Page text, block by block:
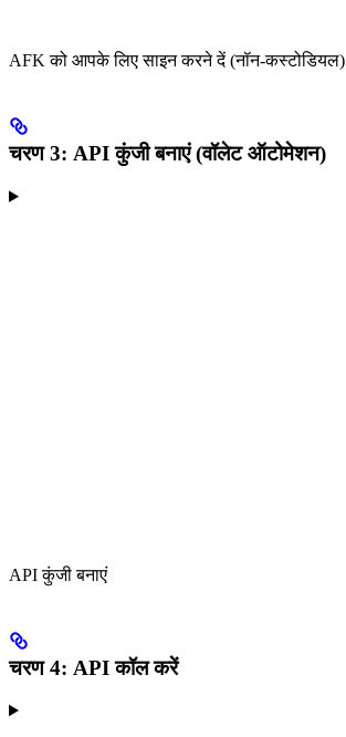
AFK को आपके लिए साइन करने दें (नॉन-कस्टोडियल)
चरण 3: API कुंजी बनाएं (वॉलेट ऑटोमेशन)
API कुंजी बनाएं
चरण 4: API कॉल करें